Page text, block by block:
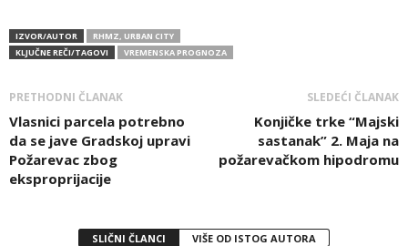
IZVOR/AUTOR
RHMZ, URBAN CITY
KLJUČNE REČI/TAGOVI
VREMENSKA PROGNOZA
PRETHODNI ČLANAK
Vlasnici parcela potrebno
da se jave Gradskoj upravi
Požarevac zbog
eksproprijacije
SLEDEĆI ČLANAK
Konjičke trke “Majski
sastanak” 2. Maja na
požarevačkom hipodromu
SLIČNI ČLANCI VIŠE OD ISTOG AUTORA